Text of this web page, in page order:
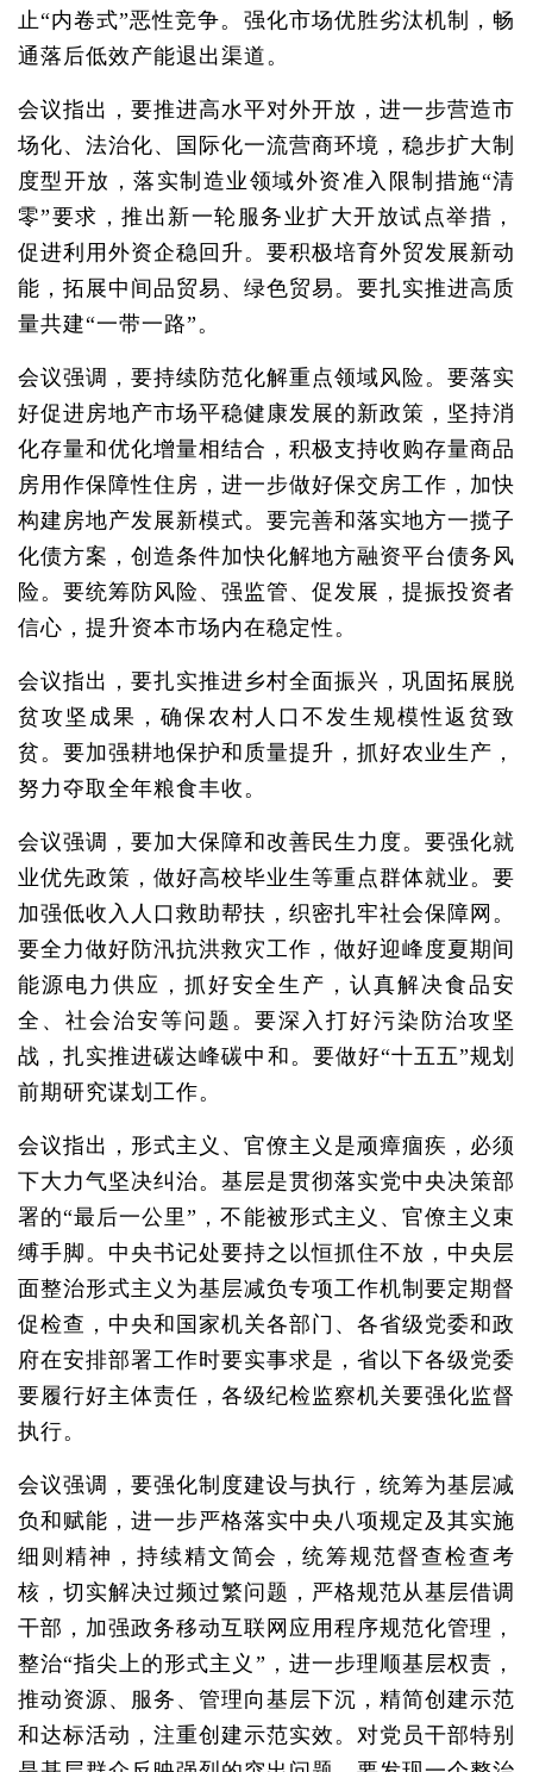
止“内卷式”恶性竞争。强化市场优胜劣汰机制，畅
通落后低效产能退出渠道。
会议指出，要推进高水平对外开放，进一步营造市
场化、法治化、国际化一流营商环境，稳步扩大制
度型开放，落实制造业领域外资准入限制措施“清
零”要求，推出新一轮服务业扩大开放试点举措，
促进利用外资企稳回升。要积极培育外贸发展新动
能，拓展中间品贸易、绿色贸易。要扎实推进高质
量共建“一带一路”。
会议强调，要持续防范化解重点领域风险。要落实
好促进房地产市场平稳健康发展的新政策，坚持消
化存量和优化增量相结合，积极支持收购存量商品
房用作保障性住房，进一步做好保交房工作，加快
构建房地产发展新模式。要完善和落实地方一揽子
化债方案，创造条件加快化解地方融资平台债务风
险。要统筹防风险、强监管、促发展，提振投资者
信心，提升资本市场内在稳定性。
会议指出，要扎实推进乡村全面振兴，巩固拓展脱
贫攻坚成果，确保农村人口不发生规模性返贫致
贫。要加强耕地保护和质量提升，抓好农业生产，
努力夺取全年粮食丰收。
会议强调，要加大保障和改善民生力度。要强化就
业优先政策，做好高校毕业生等重点群体就业。要
加强低收入人口救助帮扶，织密扎牢社会保障网。
要全力做好防汛抗洪救灾工作，做好迎峰度夏期间
能源电力供应，抓好安全生产，认真解决食品安
全、社会治安等问题。要深入打好污染防治攻坚
战，扎实推进碳达峰碳中和。要做好“十五五”规划
前期研究谋划工作。
会议指出，形式主义、官僚主义是顽瘴痼疾，必须
下大力气坚决纠治。基层是贯彻落实党中央决策部
署的“最后一公里”，不能被形式主义、官僚主义束
缚手脚。中央书记处要持之以恒抓住不放，中央层
面整治形式主义为基层减负专项工作机制要定期督
促检查，中央和国家机关各部门、各省级党委和政
府在安排部署工作时要实事求是，省以下各级党委
要履行好主体责任，各级纪检监察机关要强化监督
执行。
会议强调，要强化制度建设与执行，统筹为基层减
负和赋能，进一步严格落实中央八项规定及其实施
细则精神，持续精文简会，统筹规范督查检查考
核，切实解决过频过繁问题，严格规范从基层借调
干部，加强政务移动互联网应用程序规范化管理，
整治“指尖上的形式主义”，进一步理顺基层权责，
推动资源、服务、管理向基层下沉，精简创建示范
和达标活动，注重创建示范实效。对党员干部特别